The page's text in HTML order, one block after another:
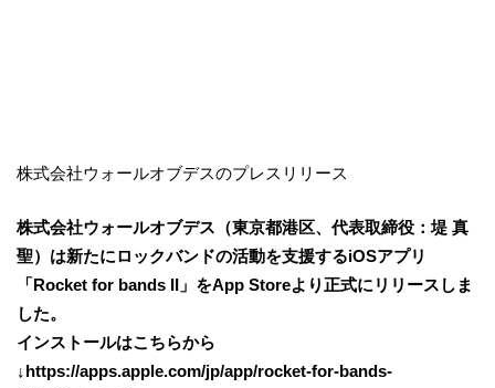
株式会社ウォールオブデスのプレスリリース
株式会社ウォールオブデス（東京都港区、代表取締役：堤 真
聖）は新たにロックバンドの活動を支援するiOSアプリ
「Rocket for bands II」をApp Storeより正式にリリースしま
した。
インストールはこちらから
↓https://apps.apple.com/jp/app/rocket-for-bands-